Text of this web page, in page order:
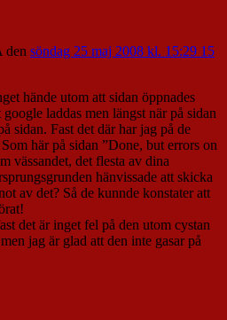
den söndag 25 maj 2008 kl. 15:29 15
hände utom att sidan öppnades
laddas men längst när på sidan
sidan. Fast det där har jag på de
här på sidan ”Done, but errors on
vässandet, det flesta av dina
hänvissade att skicka
av det? Så de kunnde konstater att
det är inget fel på den utom cystan
jag är glad att den inte gasar på